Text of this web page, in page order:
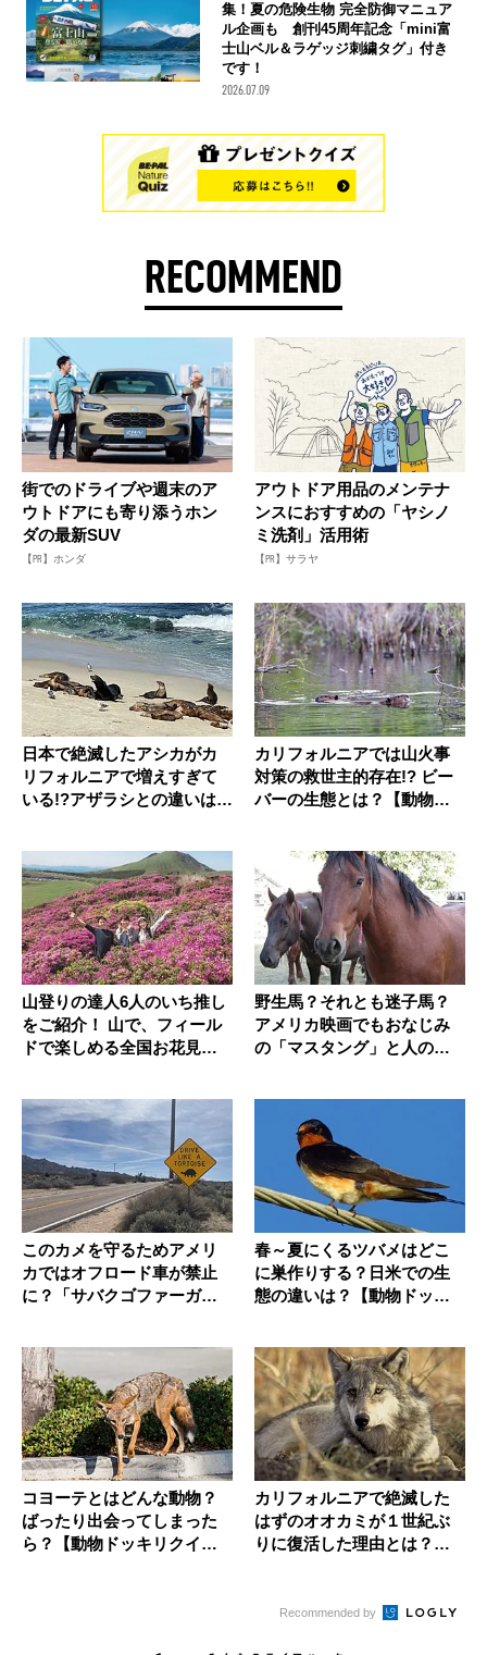
集！夏の危険生物 完全防御マニュア
ル企画も 創刊45周年記念「mini富
士山ベル＆ラゲッジ刺繍タグ」付き
です！
2026.07.09
RECOMMEND
街でのドライブや週末のア
ウトドアにも寄り添うホン
ダの最新SUV
【PR】ホンダ
アウトドア用品のメンテナ
ンスにおすすめの「ヤシノ
ミ洗剤」活用術
【PR】サラヤ
日本で絶滅したアシカがカ
リフォルニアで増えすぎて
いる!?アザラシとの違いは？
カリフォルニアでは山火事
対策の救世主的存在!? ビー
バーの生態とは？【動物ド
山登りの達人6人のいち推し
をご紹介！ 山で、フィール
ドで楽しめる全国お花見ハ
野生馬？それとも迷子馬？
アメリカ映画でもおなじみ
の「マスタング」と人の関
このカメを守るためアメリ
カではオフロード車が禁止
に？「サバクゴファーガ
春～夏にくるツバメはどこ
に巣作りする？日米での生
態の違いは？【動物ドッキ
コヨーテとはどんな動物？
ばったり出会ってしまった
ら？【動物ドッキリクイ
カリフォルニアで絶滅した
はずのオオカミが１世紀ぶ
りに復活した理由とは？生
Recommended by